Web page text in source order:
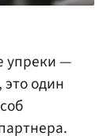
упреки —
один